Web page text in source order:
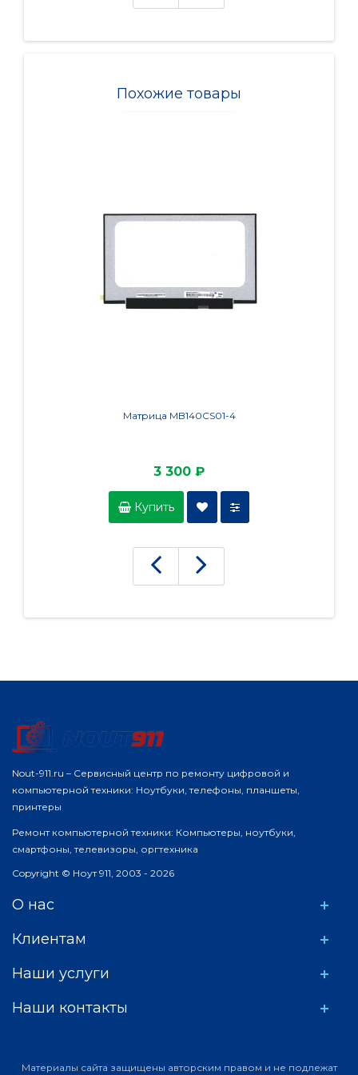
Похожие товары
Матрица MB140CS01-4
3 300 ₽
Купить
Nout-911.ru – Сервисный центр по ремонту цифровой и
компьютерной техники: Ноутбуки, телефоны, планшеты,
принтеры
Ремонт компьютерной техники: Компьютеры, ноутбуки,
смартфоны, телевизоры, оргтехника
Copyright © Ноут 911, 2003 - 2026
О нас
Клиентам
Наши услуги
Наши контакты
Материалы сайта защищены авторским правом и не подлежат